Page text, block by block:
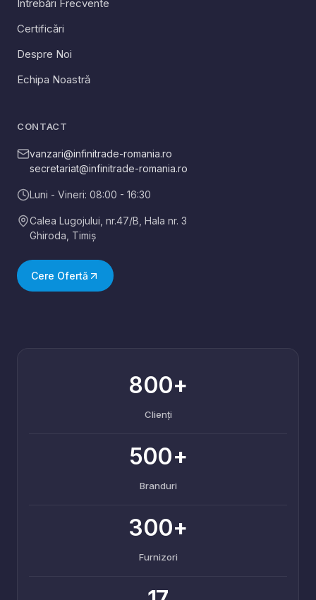
Întrebări Frecvente
Certificări
Despre Noi
Echipa Noastră
CONTACT
vanzari@infinitrade-romania.ro
secretariat@infinitrade-romania.ro
Luni - Vineri: 08:00 - 16:30
Calea Lugojului, nr.47/B, Hala nr. 3
Ghiroda Timiș
Cere Ofertă
800+
Clienți
500+
Branduri
300+
Furnizori